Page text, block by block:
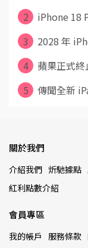
2
iPhone 18
3
2028 年
4
蘋果正式
5
傳聞全新
關於我們
介紹我們 炘馳據點
紅利點數介紹
會員專區
我的帳戶 服務條款